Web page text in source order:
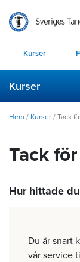
Kurser
Kurser
Hem / Kurser / Tack
Tack
Hur hittade
Du är snart
vår service